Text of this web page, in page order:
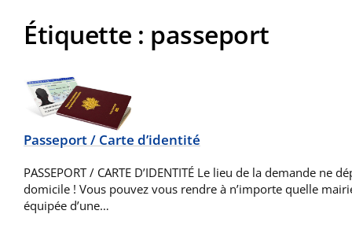
Étiquette : passeport
Passeport / Carte d’identité
PASSEPORT / CARTE D’IDENTITÉ Le lieu de la demande ne
domicile ! Vous pouvez vous rendre à n’importe quelle
équipée d’une…